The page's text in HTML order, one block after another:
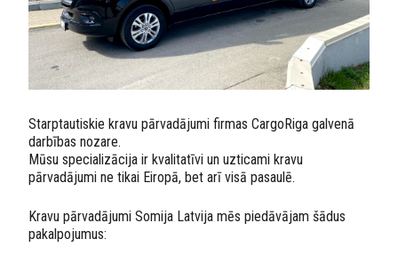
Starptautiskie kravu pārvadājumi firmas CargoRiga galvenā
darbības nozare.
Mūsu specializācija ir kvalitatīvi un uzticami kravu
pārvadājumi ne tikai Eiropā, bet arī visā pasaulē.
Kravu pārvadājumi Somija Latvija mēs piedāvājam šādus
pakalpojumus: